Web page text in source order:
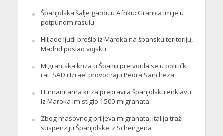
Španjolska šalje gardu u Afriku: Granica im je u
potpunom rasulu
Hiljade ljudi prešlo iz Maroka na špansku teritoriju,
Madrid poslao vojsku
Migrantska kriza u Španiji pretvorila se u politički
rat: SAD i Izrael provociraju Pedra Sancheza
Humanitarna kriza prepravila španjolsku enklavu:
Iz Maroka im stiglo 1500 migranata
Zbog masovnog priljeva migranata, Italija traži
suspenziju Španjolske iz Schengena